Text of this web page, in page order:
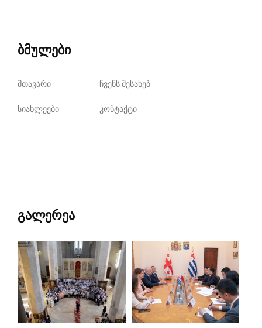
ბმულები
მთავარი ჩვენს შესახებ
სიახლეები კონტაქტი
გალერეა